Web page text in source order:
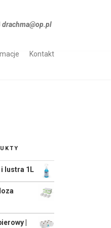
drachma@op.pl
Kontakt
i lustra 1L
|